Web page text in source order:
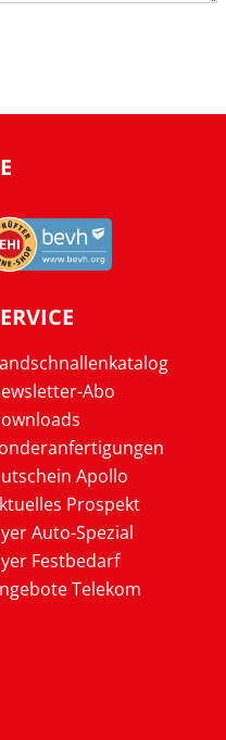
Abo
Apollo
Prospekt
Auto-Spezial
Festbedarf
Telekom